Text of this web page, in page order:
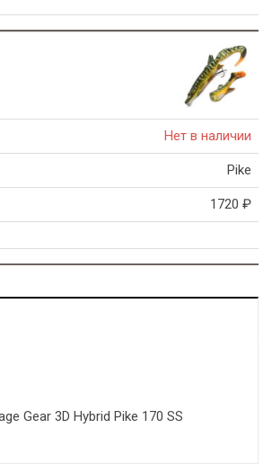
Нет в наличии
Pike
1720 ₽
Gear 3D Hybrid Pike 170 SS